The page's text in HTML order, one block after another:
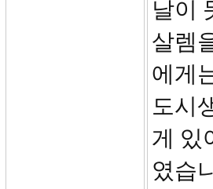
날이
살렘
에게
도시
게 있
였습